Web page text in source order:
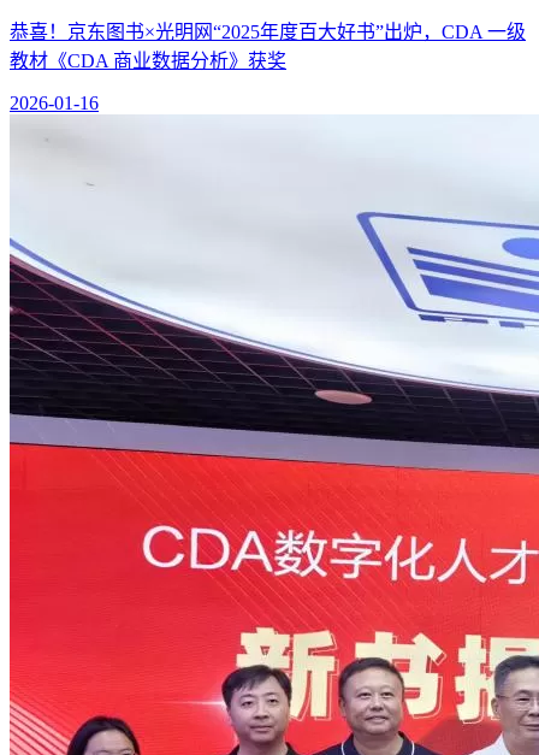
恭喜！京东图书×光明网“2025年度百大好书”出炉，CDA 一级
教材《CDA 商业数据分析》获奖
2026-01-16